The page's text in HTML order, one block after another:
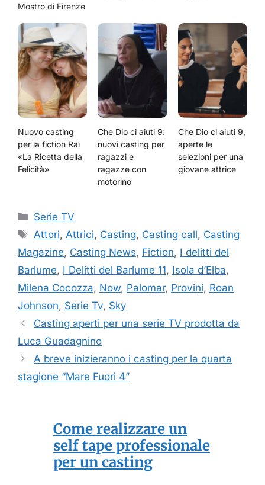
Mostro di Firenze
Nuovo casting
per la fiction Rai
«La Ricetta della
Felicità»
Che Dio ci aiuti 9:
nuovi casting per
ragazzi e
ragazze con
motorino
Che Dio ci aiuti 9,
aperte le
selezioni per una
giovane attrice
Categorie
Serie TV
Tag
Attori,Attrici, Casting, Casting call, Casting
Magazine, Casting News, Fiction, I delitti del
Barlume, I Delitti del Barlume 11, Isola d’Elba,
Milena Cocozza, Now, Palomar, Provini, Roan
Johnson, Serie Tv, Sky
Casting aperti per una serie TV prodotta da
Luca Guadagnino
A breve inizieranno i casting per la quarta
stagione “Mare Fuori 4”
Come realizzare un
self tape professionale
per un casting